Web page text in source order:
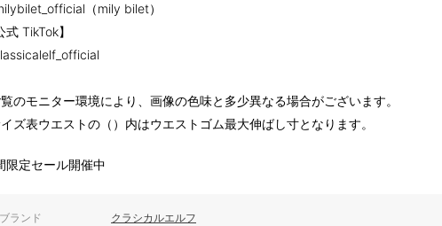
（mily bilet）
式 TikTok】
のモニター環境により、画像の色味と多少異なる場合がございます。
ズ表ウエストの（）内はウエストゴム最大伸ばし寸となります。
限定セール開催中
ブランド クラシカルエルフ